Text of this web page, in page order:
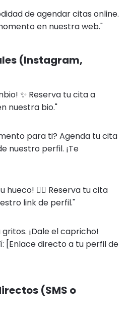
de agendar citas online.
en nuestra web."
(Instagram,
✨ Reserva tu cita a
nuestra bio."
para ti? Agenda tu cita
nuestro perfil. ¡Te
hueco! 💇‍♀️ Reserva tu cita
link de perfil."
¡Dale el capricho!
[Enlace directo a tu perfil de
(SMS o